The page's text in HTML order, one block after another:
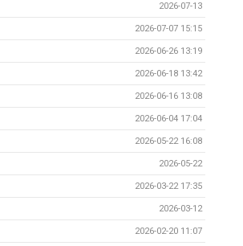
2026-07-13
2026-07-07 15:15
2026-06-26 13:19
2026-06-18 13:42
2026-06-16 13:08
2026-06-04 17:04
2026-05-22 16:08
2026-05-22
2026-03-22 17:35
2026-03-12
2026-02-20 11:07